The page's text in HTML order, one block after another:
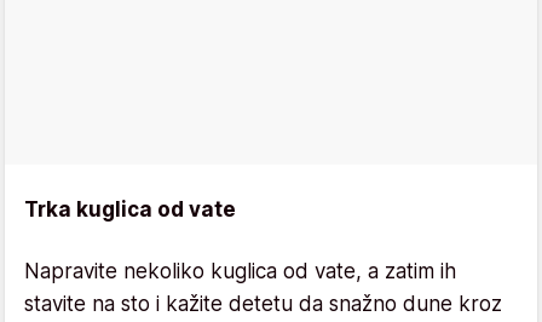
Trka kuglica od vate
Napravite nekoliko kuglica od vate, a zatim ih
stavite na sto i kažite detetu da snažno dune kroz